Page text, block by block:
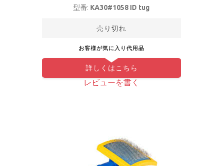
型番: KA30#1058 ID tug
売り切れ
お客様が気に入り代用品
詳しくはこちら
レビューを書く